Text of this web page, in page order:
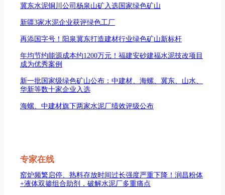
冀东水泥铜川公司杨泉山矿入选国家绿色矿山
新疆3家水泥企业获评绿色工厂
再添国字号！阳泉冀东打造建材行业绿色矿山新标杆
年均节约能源成本约1200万元！福建安砂建福水泥技改项目
成为优秀案例
新一批国家级绿色矿山公布：中建材、海螺、冀东、山水、
华新等数十家企业入选
海螺、中建材旗下两家水泥厂绩效评级公布
专家在线
窑炉频繁启停、熟料存放时间过长强度严重下降！润昌粉体
+液体双掺组合助剂，破解水泥厂多重痛点